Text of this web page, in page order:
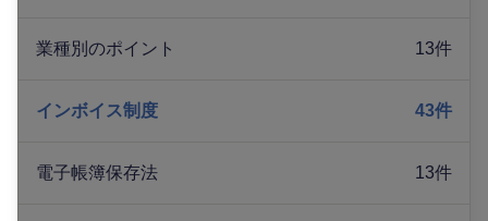
業種別のポイント 13件
インボイス制度 43件
電子帳簿保存法 13件